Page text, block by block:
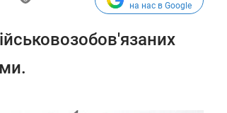
на нас в Google